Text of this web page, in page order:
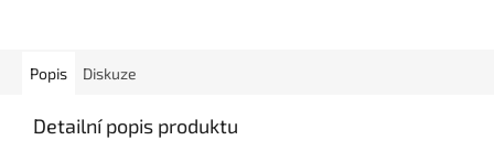
Popis Diskuze
Detailní popis produktu